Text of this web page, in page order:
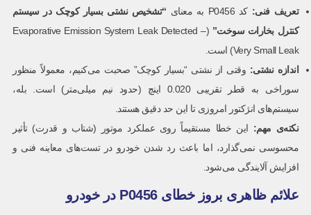
تعریف فنی: کد P0456 به معنای
“تشخیص نشتی بسیار کوچک در سیستم
کنترل بخارات سوخت”
(Evaporative Emission System Leak Detected –
Very Small Leak) است.
اندازه نشتی: وقتی از نشتی “بسیار کوچک” صحبت می‌کنیم، معمولاً منظور
سوراخی به قطر تقریبی 0.020 اینچ (حدود نیم میلی‌متر) است. بله،
سیستم‌های انژکتور امروزی تا این حد دقیق هستند.
نکته‌ی مهم: این خطا مستقیماً روی عملکرد موتور (شتاب و قدرت) تأثیر
محسوسی نمی‌گذارد، اما باعث رد شدن خودرو در تست‌های معاینه فنی و
افزایش آلایندگی می‌شود.
علائم ظاهری بروز خطای P0456 در خودرو